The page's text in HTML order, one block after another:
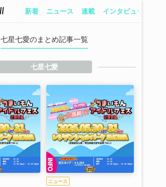
新着 ニュース 連載 インタビュー
七星七愛のまとめ記事一覧
七星七愛
ニュース